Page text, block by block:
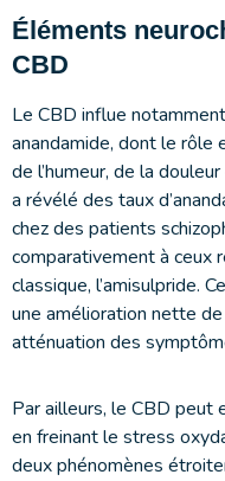
Éléments
CBD
Le CBD influe
anandamide, dont le rôle
de l’humeur, de la
a révélé des taux
chez des patients
comparativement à ceux
classique, l’amisulpride.
une amélioration nette
atténuation des
Par ailleurs, le CBD
en freinant le stress
deux phénomènes